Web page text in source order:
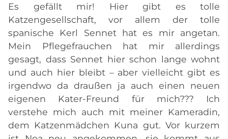
Es gefällt mir! Hier gibt es tolle
Katzengesellschaft, vor allem der tolle
spanische Kerl Sennet hat es mir angetan.
Mein Pflegefrauchen hat mir allerdings
gesagt, dass Sennet hier schon lange wohnt
und auch hier bleibt – aber vielleicht gibt es
irgendwo da draußen ja auch einen neuen
eigenen Kater-Freund für mich??? Ich
verstehe mich auch mit meiner Kameradin,
dem Katzenmädchen Kuna gut. Vor kurzem